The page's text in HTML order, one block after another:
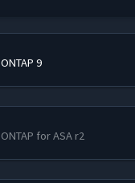
ONTAP 9
ONTAP for ASA r2